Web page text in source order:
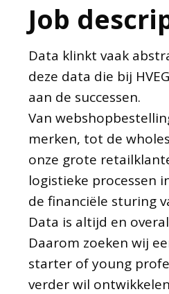
Job
Data klinkt vaak
deze data die bij
aan de successen.
Van
merken, tot de
onze grote
logistieke processen
de financiële sturing
Data is altijd en
Daarom zoeken wij
starter of young
verder wil